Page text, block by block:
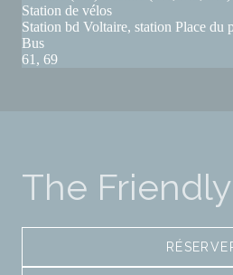
Station de vélos
Station bd Voltaire, station Place du
Bus
61, 69
The